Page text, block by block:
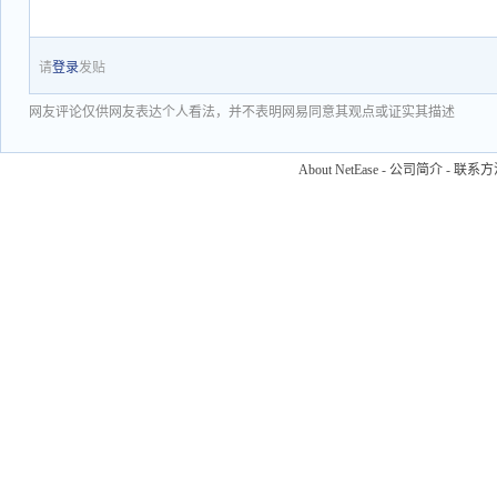
请登录发贴
网友评论仅供网友表达个人看法，并不表明网易同意其观点或证实其描述
About NetEase - 公司简介 - 联系方